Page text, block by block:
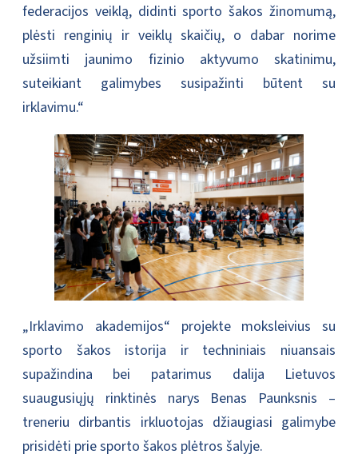
federacijos veiklą, didinti sporto šakos žinomumą,
plėsti renginių ir veiklų skaičių, o dabar norime
užsiimti jaunimo fizinio aktyvumo skatinimu,
suteikiant galimybes susipažinti būtent su
irklavimu.“
„Irklavimo akademijos“ projekte moksleivius su
sporto šakos istorija ir techniniais niuansais
supažindina bei patarimus dalija Lietuvos
suaugusiųjų rinktinės narys Benas Paunksnis –
treneriu dirbantis irkluotojas džiaugiasi galimybe
prisidėti prie sporto šakos plėtros šalyje.